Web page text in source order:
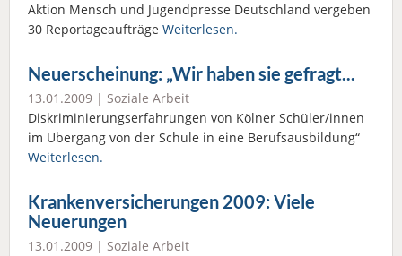
Aktion Mensch und Jugendpresse Deutschland vergeben
30 Reportageaufträge Weiterlesen.
Neuerscheinung: „Wir haben sie gefragt...
13.01.2009 | Soziale Arbeit
Diskriminierungserfahrungen von Kölner Schüler/innen
im Übergang von der Schule in eine Berufsausbildung“
Weiterlesen.
Krankenversicherungen 2009: Viele
Neuerungen
13.01.2009 | Soziale Arbeit